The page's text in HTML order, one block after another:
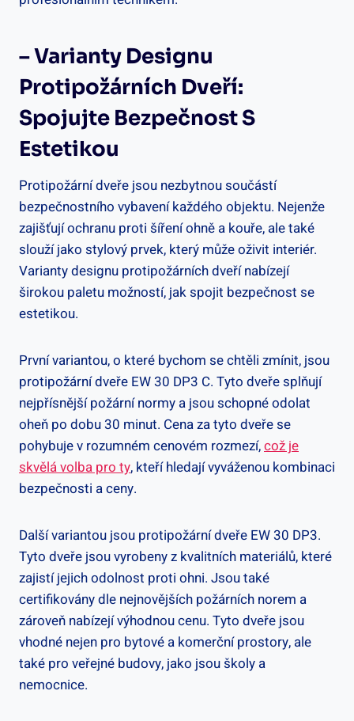
– Varianty Designu
Protipožárních Dveří:
Spojujte Bezpečnost S
Estetikou
Protipožární dveře jsou nezbytnou součástí
bezpečnostního vybavení každého objektu. Nejenže
zajišťují ochranu proti šíření ohně a kouře, ale také
slouží jako stylový prvek, který může oživit interiér.
Varianty designu protipožárních dveří nabízejí
širokou paletu možností, jak spojit bezpečnost se
estetikou.
První variantou, o které bychom se chtěli zmínit, jsou
protipožární dveře EW 30 DP3 C. Tyto dveře splňují
nejpřísnější požární normy a jsou schopné odolat
oheň po dobu 30 minut. Cena za tyto dveře se
pohybuje v rozumném cenovém rozmezí,což je
skvělá volba pro ty, kteří hledají vyváženou kombinaci
bezpečnosti a ceny.
Další variantou jsou protipožární dveře EW 30 DP3.
Tyto dveře jsou vyrobeny z kvalitních materiálů, které
zajistí jejich odolnost proti ohni. Jsou také
certifikovány dle nejnovějších požárních norem a
zároveň nabízejí výhodnou cenu. Tyto dveře jsou
vhodné nejen pro bytové a komerční prostory, ale
také pro veřejné budovy, jako jsou školy a
nemocnice.